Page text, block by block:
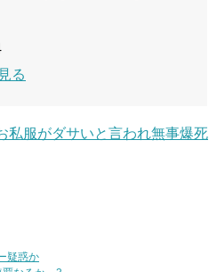
る
私服がダサいと言われ無事爆死
疑惑か